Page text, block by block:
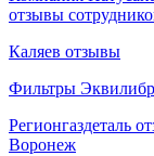
отзывы
Каляев отзывы
Фильтры
Регионгаздеталь
Воронеж